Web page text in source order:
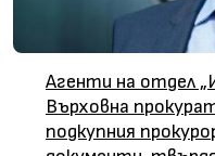
Агенти на отдел
Върховна
подкупния